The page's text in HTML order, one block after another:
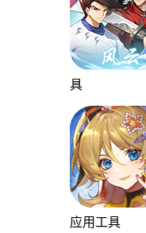
具
应用工具